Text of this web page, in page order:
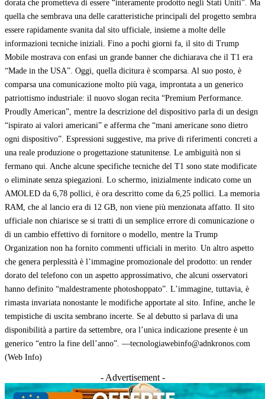
dorata che prometteva di essere “interamente prodotto negli Stati Uniti”. Ma
quella che sembrava una delle caratteristiche principali del progetto sembra
essere rapidamente svanita dal sito ufficiale, insieme a molte delle
informazioni tecniche iniziali. Fino a pochi giorni fa, il sito di Trump
Mobile mostrava con enfasi un grande banner che dichiarava che il T1 era
“Made in the USA”. Oggi, quella dicitura è scomparsa. Al suo posto, è
comparsa una comunicazione molto più vaga, improntata a un generico
patriottismo industriale: il nuovo slogan recita “Premium Performance.
Proudly American”, mentre la descrizione del dispositivo parla di un design
“ispirato ai valori americani” e afferma che “mani americane sono dietro
ogni dispositivo”. Espressioni suggestive, ma prive di riferimenti concreti a
una reale produzione o progettazione statunitense. Le ambiguità non si
fermano qui. Anche alcune specifiche tecniche del T1 sono state modificate
o eliminate senza spiegazioni. Lo schermo, inizialmente indicato come un
AMOLED da 6,78 pollici, è ora descritto come da 6,25 pollici. La memoria
RAM, che al lancio era di 12 GB, non viene più menzionata affatto. Il sito
ufficiale non chiarisce se si tratti di un semplice errore di comunicazione o
di un cambio effettivo di fornitore o modello, mentre la Trump
Organization non ha fornito commenti ufficiali in merito. Un altro aspetto
che genera perplessità è l’immagine promozionale del prodotto: un render
dorato del telefono con un aspetto approssimativo, che alcuni osservatori
hanno definito “maldestramente photoshoppato”. L’immagine, tuttavia, è
rimasta invariata nonostante le modifiche apportate al sito. Infine, anche le
tempistiche di uscita sembrano incerte. Se al debutto si parlava di una
disponibilità a partire da settembre, ora l’unica indicazione presente è un
generico “entro la fine dell’anno”. —tecnologiawebinfo@adnkronos.com
(Web Info)
- Advertisement -